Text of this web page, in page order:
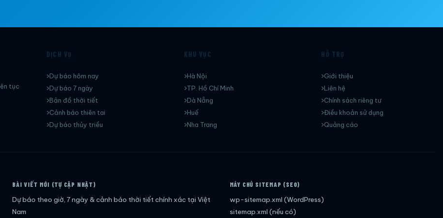
tục
DỊCH VỤ
Dự báo hôm nay
Dự báo 7 ngày
Bản đồ thời tiết
Cảnh báo thiên tai
Dự báo thủy triều
KHU VỰC
Hà Nội
TP. Hồ Chí Minh
Dà Nẵng
Huế
Nha Trang
HỖ TRỢ
Giới thiệu
Liên hệ
Chính sách riêng tư
Điều khoản sử dụng
Quảng cáo
BÀI VIẾT MỚI (TỰ CẬP NHẬT)
Dự báo theo giờ, 7 ngày & cảnh báo thời tiết chính xác tại Việt
Nam
MÁY CHỦ SITEMAP (SEO)
wp-sitemap.xml (WordPress)
sitemap.xml (nếu có)